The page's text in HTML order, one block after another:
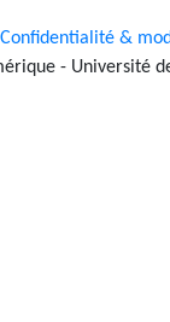
Confidentialité &
- Université